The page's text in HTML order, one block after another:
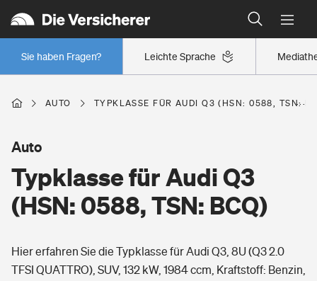
Leichte Sprache
Sie haben Fragen?
Wer versichert was: Jetzt Versicherer finden
Regionalklassen: So ist Ihre Region eingestuft
Wer versichert was: Jetzt Versicherer finden
Berufsunfähigkeitsversicherung
Erwerbsunfähigkeitsversicherung
Grundfähigkeitsversicherung
Wohnen
Freizeit
AUTO TYPKLASSE FÜR AUDI Q3 (HSN: 0588, TSN:
Typklasse für Audi Q3
(HSN: 0588, TSN: BCQ)
Auto
Hier erfahren Sie die Typklasse für Audi Q3, 8U (Q3 2.0
TFSI QUATTRO), SUV, 132 kW, 1984 ccm, Kraftstoff: Benzin,